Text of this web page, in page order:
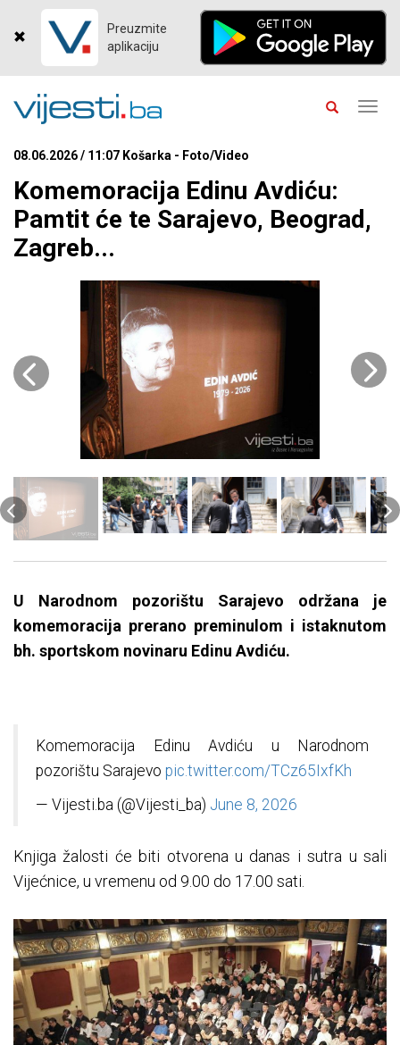
Preuzmite
aplikaciju
08.06.2026 / 11:07 Košarka - Foto/Video
Komemoracija Edinu Avdiću:
Pamtit će te Sarajevo, Beograd,
Zagreb...
U Narodnom pozorištu Sarajevo održana je
komemoracija prerano preminulom i istaknutom
bh. sportskom novinaru Edinu Avdiću.
Komemoracija Edinu Avdiću u Narodnom
pozorištu Sarajevo pic.twitter.com/TCz65IxfKh
— Vijesti.ba (@Vijesti_ba) June 8, 2026
Knjiga žalosti će biti otvorena u danas i sutra u sali
Vijećnice, u vremenu od 9.00 do 17.00 sati.